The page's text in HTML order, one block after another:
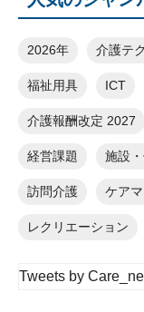
2026年 介護テ
福祉用具 ICT
介護報酬改定 2027
経営課題 施設
訪問介護 ケア
レクリエーション
Tweets by